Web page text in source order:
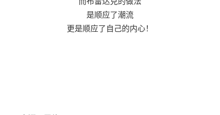
是顺应了潮流
更是顺应了自己的内心！